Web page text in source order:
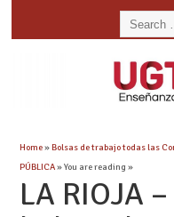
Home»Bolsas de trabajo todas las
PÚBLICA» You are reading »
LA RIOJA